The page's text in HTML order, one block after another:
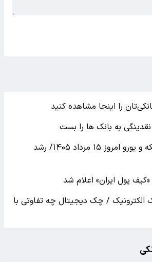
را اینجا مشاهده کنید
به بانک ها را بست
نرخ ارز دلار، طلا سکه و یورو امروز ۱۵ مرداد ۱۴۰۵/ رشد
پول ایران» اعلام شد
الکترونیک / چک دیجیتال چه تفاوتی با